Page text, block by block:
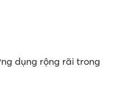
dụng rộng rãi trong